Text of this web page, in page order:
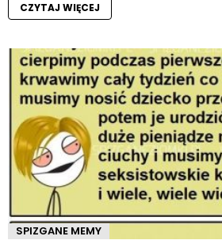
CZYTAJ WIĘCEJ
SPIZGANE MEMY